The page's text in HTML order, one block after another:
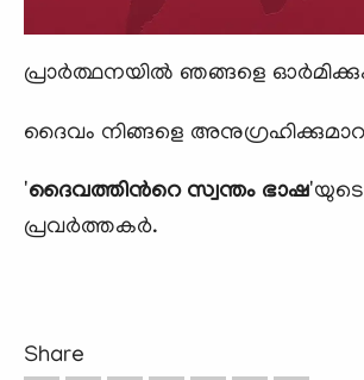
പ്രാര്‍ത്ഥനയില്‍ ഞങ്ങളെ
ദൈവം നിങ്ങളെ
'ദൈവത്തിന്‍റെ സ്വന്തം ഭാഷ
പ്രവര്‍ത്തകര്‍.
Share